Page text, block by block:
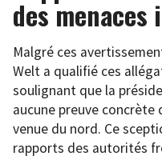
des
Malgré ces
Welt a qualifié ces
soulignant que la
aucune preuve concrète
venue du nord. Ce
rapports des autorités